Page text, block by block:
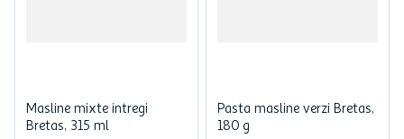
Masline mixte intregi
Bretas, 315 ml
Pasta masline verzi Bretas,
180 g